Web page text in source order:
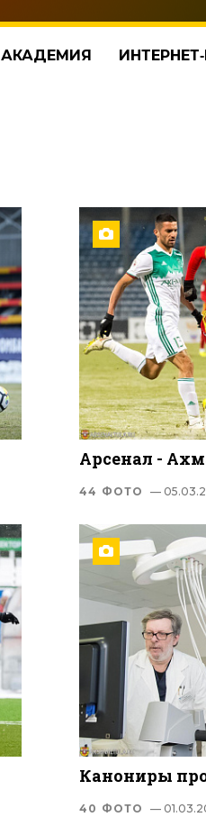
АКАДЕМИЯ
Арсенал -
44 ФОТО —
Канониры
40 ФОТО —